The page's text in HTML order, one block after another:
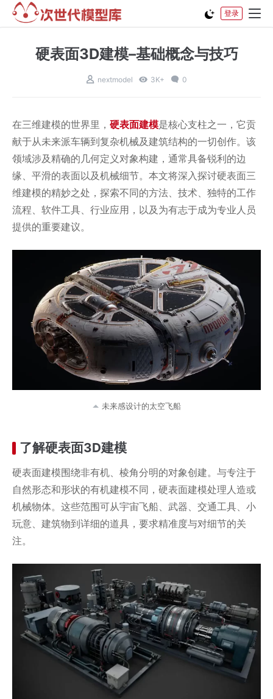
登录
硬表面3D建模–基础概念与技巧
nextmodel 3K+ 0
在三维建模的世界里， 硬表面建模是核心支柱之一，它贡
献于从未来派车辆到复杂机械及建筑结构的一切创作。该
领域涉及精确的几何定义对象构建，通常具备锐利的边
缘、平滑的表面以及机械细节。本文将深入探讨硬表面三
维建模的精妙之处，探索不同的方法、技术、独特的工作
流程、软件工具、行业应用，以及为有志于成为专业人员
提供的重要建议。
未来感设计的太空飞船
了解硬表面3D建模
硬表面建模围绕非有机、棱角分明的对象创建。与专注于
自然形态和形状的有机建模不同，硬表面建模处理人造或
机械物体。这些范围可从宇宙飞船、武器、交通工具、小
玩意、建筑物到详细的道具，要求精准度与对细节的关
注。